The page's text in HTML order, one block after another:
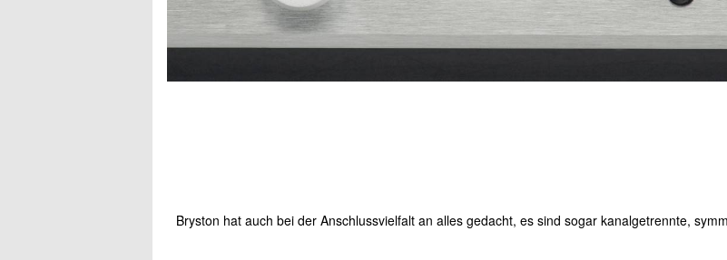
Bryston hat auch bei der Anschlussvielfalt an alles gedacht, es sind sogar kanalgetrennte,